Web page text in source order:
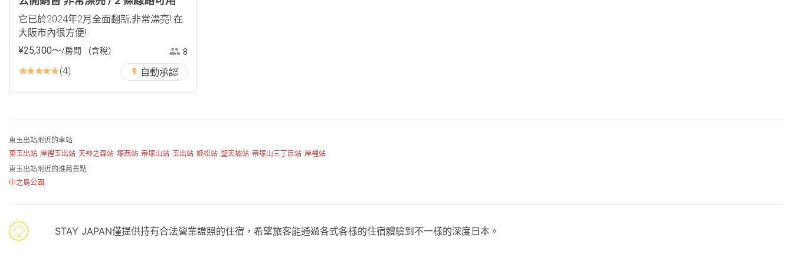
它已於2024年2月全面翻新,非常漂亮! 在
大阪市內很方便!
¥25,300〜/房間 （含稅） 8
4 自動承認
東玉出站附近的車站
東玉出站 岸裡玉出站 天神之森站 塚西站 帝塚山站 玉出站 姬松站 聖天坡站 帝塚山三丁目站 岸裡站
東玉出站附近的推薦景點
中之島公園
STAY JAPAN僅提供持有合法營業證照的住宿，希望旅客能通過各式各樣的住宿體驗到不一樣的深度日本。